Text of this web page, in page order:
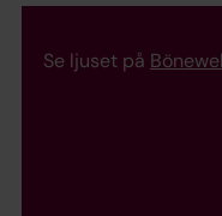
Se ljuset på